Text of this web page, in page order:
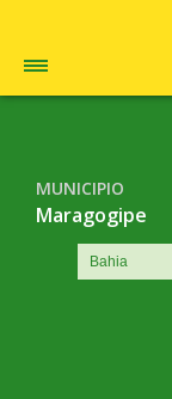
MUNICIPIO
Maragogipe